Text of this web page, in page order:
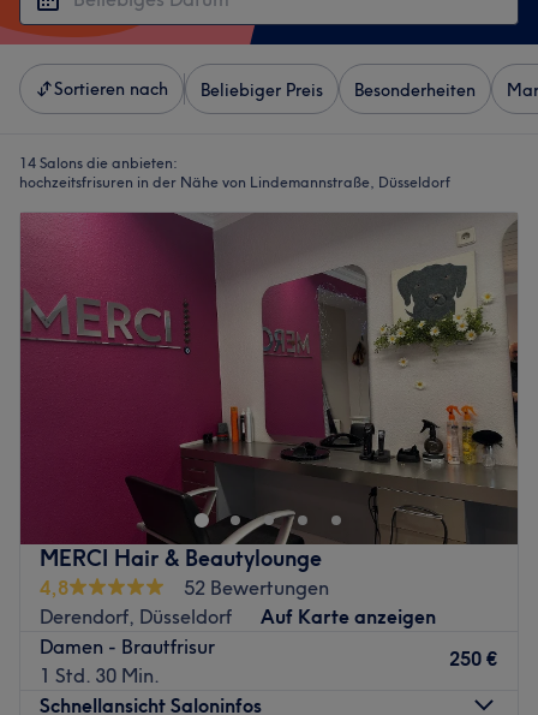
Sortieren nach Beliebiger Preis Besonderheiten
14 Salons die anbieten:
hochzeitsfrisuren in der Nähe von Lindemannstraße, Düsseldorf
MERCI Hair & Beautylounge
4,8
52 Bewertungen
Derendorf, Düsseldorf
Auf Karte anzeigen
Damen - Brautfrisur
1 Std. 30 Min.
250 €
Schnellansicht Saloninfos